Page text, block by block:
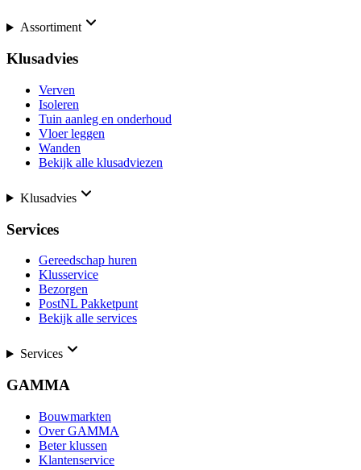
Assortiment
Klusadvies
Verven
Isoleren
Tuin aanleg en onderhoud
Vloer leggen
Wanden
Bekijk alle klusadviezen
Klusadvies
Services
Gereedschap huren
Klusservice
Bezorgen
PostNL Pakketpunt
Bekijk alle services
Services
GAMMA
Bouwmarkten
Over GAMMA
Beter klussen
Klantenservice